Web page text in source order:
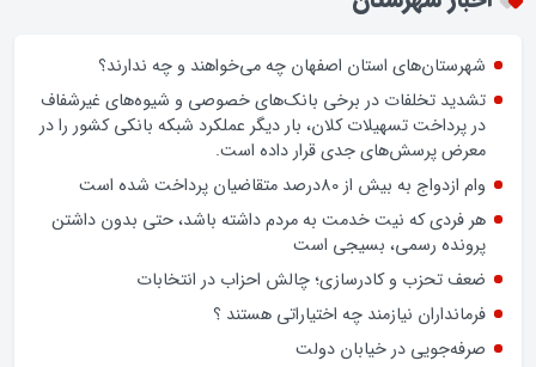
زن اگر خوب باشه یه زندگی حالش خوبه/روز زن مبارک
اخبار شهرستان
شهرستان‌های استان اصفهان چه می‌خواهند و چه ندارند؟
تشدید تخلفات در برخی بانک‌های خصوصی و شیوه‌های غیرشفاف
در پرداخت تسهیلات کلان، بار دیگر عملکرد شبکه بانکی کشور را در
معرض پرسش‌های جدی قرار داده است.
وام ازدواج به بیش از 80درصد متقاضیان پرداخت شده است
هر فردی که نیت خدمت به مردم داشته باشد، حتی بدون داشتن
پرونده رسمی، بسیجی است